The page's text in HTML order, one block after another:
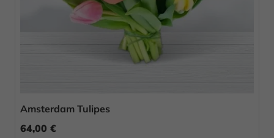
Amsterdam Tulipes
64,00 €